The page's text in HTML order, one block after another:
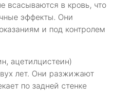
всасываются в кровь, что
эффекты. Они
и под контролем
ацетилцистеин)
лет. Они разжижают
по задней стенке